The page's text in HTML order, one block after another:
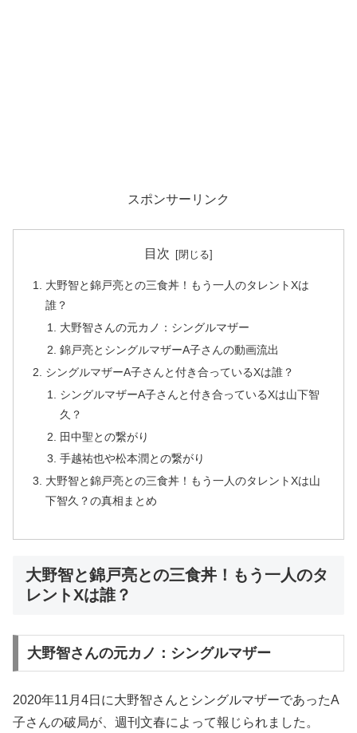
スポンサーリンク
目次
大野智と錦戸亮との三食丼！もう一人のタレントXは
誰？
大野智さんの元カノ：シングルマザー
錦戸亮とシングルマザーA子さんの動画流出
シングルマザーA子さんと付き合っているXは誰？
シングルマザーA子さんと付き合っているXは山下智
久？
田中聖との繋がり
手越祐也や松本潤との繋がり
大野智と錦戸亮との三食丼！もう一人のタレントXは山
下智久？の真相まとめ
大野智と錦戸亮との三食丼！もう一人のタ
レントXは誰？
大野智さんの元カノ：シングルマザー
2020年11月4日に大野智さんとシングルマザーであったA
子さんの破局が、週刊文春によって報じられました。